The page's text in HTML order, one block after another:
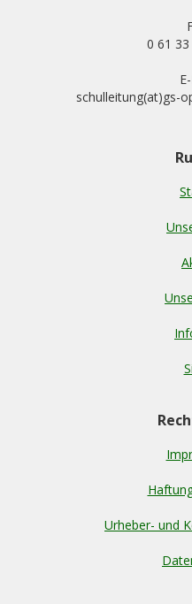
0 61
schulleitung(at)gs-
Urheber- und